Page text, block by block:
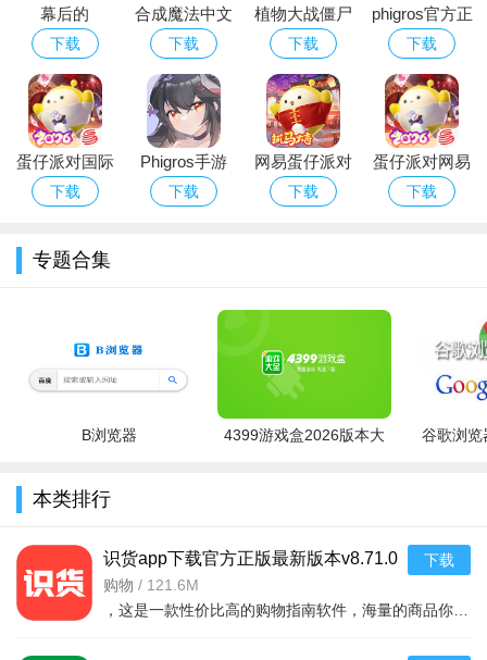
排位赛可以获得徽章，并且累计的徽章会帮助您拿到更多的
奖励，同时随着对局的进行，你将可以获得更多的徽章！
游戏亮点
1、纯正的斯诺克游戏，让您轻松单杆过百
2、与各地球友同乐：切磋台球技艺，观摩高手对战。
3、8人一起参赛，冠军只有一个，奖励等你拿
4、不用联网，随时随地体验桌球的魅力
6、玩家可根据不同关卡，完成任务，奖励拿到手软
幕后的
Nextbots沙盒
游戏安卓最新
版本
下载
合成魔法中文
版
下载
植物大战僵尸
经典版下载安
装免费
下载
phigros官方正
版下载2026最
新版安卓版
下载
蛋仔派对国际
服Eggy Party
版
下载
Phigros手游
官方下载最新
下载
网易蛋仔派对
游戏免费版下
下载
蛋仔派对网易
版下载安卓正
下载
专题合集
B浏览器
4399游戏盒2026版本大
谷歌浏览
本类排行
识货app下载官方正版最新版本v8.71.0
安卓版
购物 / 121.6M
下载